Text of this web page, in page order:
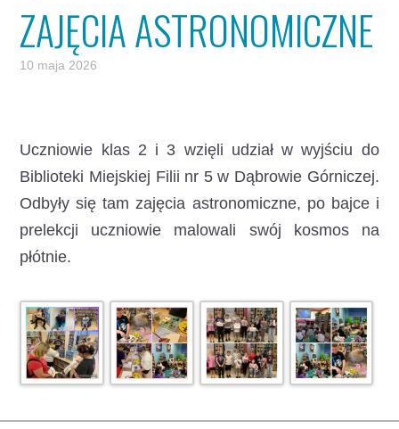
ZAJĘCIA ASTRONOMICZNE
10 maja 2026
Uczniowie klas 2 i 3 wzięli udział w wyjściu do
Biblioteki Miejskiej Filii nr 5 w Dąbrowie Górniczej.
Odbyły się tam zajęcia astronomiczne, po bajce i
prelekcji uczniowie malowali swój kosmos na
płótnie.